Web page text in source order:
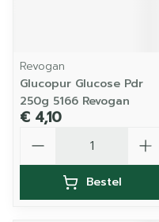
Revogan
Glucopur Glucose Pdr
250g 5166 Revogan
€ 4,10
Bestel